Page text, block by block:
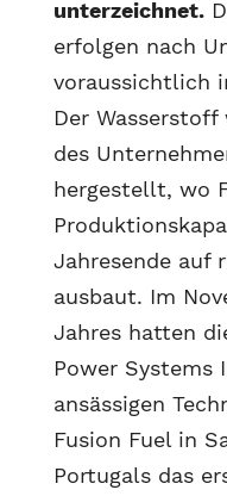
unterzeichnet.
erfolgen nach
voraussichtlich
Der
des
hergestellt, wo
Jahresende auf
ausbaut. Im
Jahres hatten
Power Systems
ansässigen
Fusion Fuel in
Portugals das